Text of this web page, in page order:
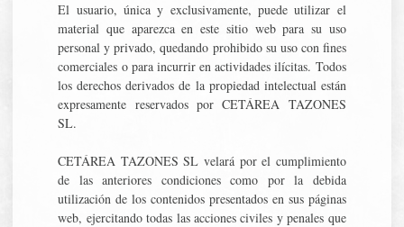
El usuario, única y exclusivamente, puede utilizar el
material que aparezca en este sitio web para su uso
personal y privado, quedando prohibido su uso con fines
comerciales o para incurrir en actividades ilícitas. Todos
los derechos derivados de la propiedad intelectual están
expresamente reservados por CETÁREA TAZONES
SL.
CETÁREA TAZONES SL velará por el cumplimiento
de las anteriores condiciones como por la debida
utilización de los contenidos presentados en sus páginas
web, ejercitando todas las acciones civiles y penales que